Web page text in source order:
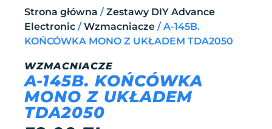
Strona główna /Zestawy DIY Advance
Electronic /Wzmacniacze / A-145B.
KOŃCÓWKA MONO Z UKŁADEM TDA2050
WZMACNIACZE
A-145B. KOŃCÓWKA
MONO Z UKŁADEM
TDA2050